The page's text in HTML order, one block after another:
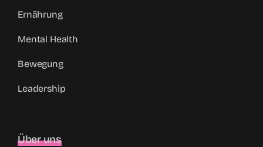
Ernährung
Mental Health
Bewegung
Leadership
Über uns